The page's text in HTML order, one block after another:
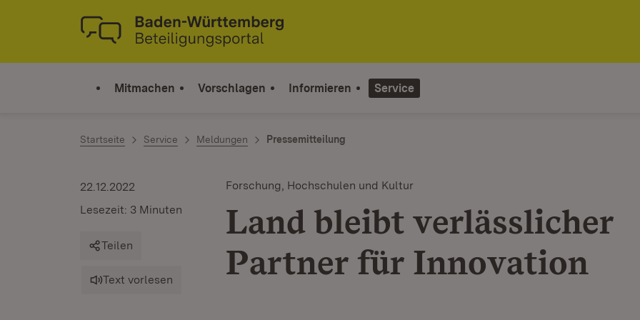
Zum Inhalt springen
Link zur Startseite
Mitmachen Vorschlagen Informieren Service
Startseite Service Meldungen Pressemitteilung
Forschung, Hochschulen und Kultur
Land bleibt verlässlicher
Partner für Innovation
22.12.2022
Lesezeit: 3 Minuten
Teilen
Text vorlesen